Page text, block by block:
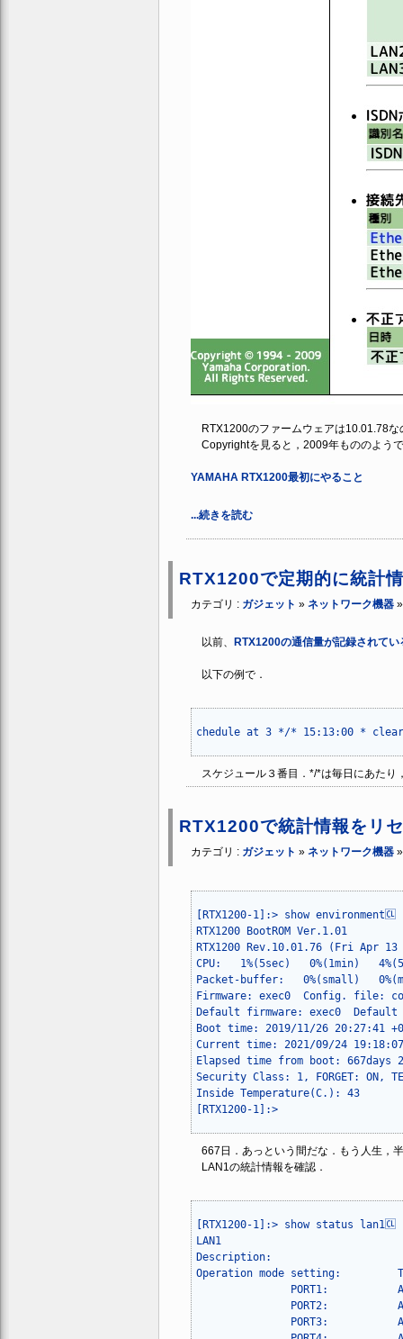
RTX1200のファームウェアは10.01.78な
Copyrightを見ると，2009年もののよう
YAMAHA RTX1200最初にやること
...続きを読む
RTX1200で定期的に統計
カテゴリ : ガジェット » ネットワーク機器
以前、 RTX1200の通信量が記録されて
以下の例で．
スケジュール３番目．*/*は毎日にあたり
RTX1200で統計情報をリ
カテゴリ : ガジェット » ネットワーク機器
[RTX1200-1]:> show environment🆑
RTX1200 BootROM Ver.1.01
RTX1200 Rev.10.01.76 (Fri Apr
CPU:   1%(5sec)   0%(1min)
Packet-buffer:   0%(small)
Firmware: exec0  Config. file:
Default firmware: exec0
Boot time: 2019/11/26 20:27:41
Current time: 2021/09/24
Elapsed time from boot: 667days
Security Class: 1, FORGET: ON,
Inside Temperature(C.): 43
667日．あっという間だな．もう人生，
LAN1の統計情報を確認．
[RTX1200-1]:> show status lan1🆑
LAN1
Description:
Operation mode setting:
PORT1:
PORT2:
PORT3: